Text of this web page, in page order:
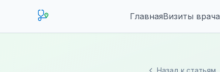
ГлавнаяВизиты врача
Назад к статьям